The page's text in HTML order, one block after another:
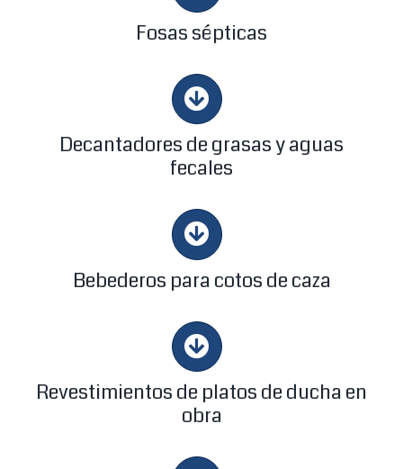
Fosas sépticas
Decantadores de grasas y aguas
fecales
Bebederos para cotos de caza
Revestimientos de platos de ducha en
obra